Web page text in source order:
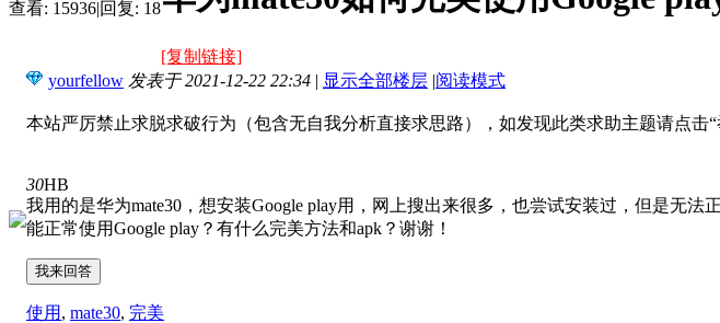
查看: 15936|回复: 18
[复制链接]
yourfellow 发表于 2021-12-22 22:34 | 显示全部楼层 |阅读模式
本站严厉禁止求脱求破行为（包含无自我分析直接求思路），如发现此类求助主题请点击
30HB
我用的是华为mate30，想安装Google play用，网上搜出来很多，也尝试安装过，但是无
能正常使用Google play？有什么完美方法和apk？谢谢！
我来回答
使用 , mate30, 完美